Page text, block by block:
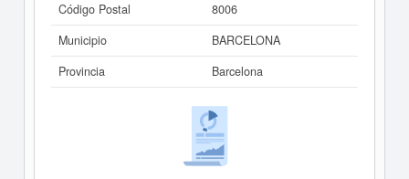
Código Postal
8006
Municipio
BARCELONA
Provincia
Barcelona